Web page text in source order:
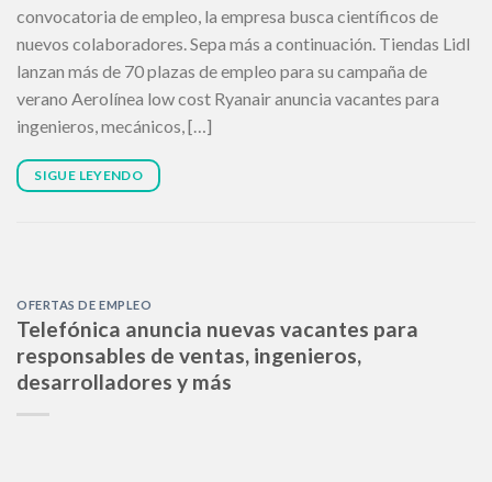
convocatoria de empleo, la empresa busca científicos de
nuevos colaboradores. Sepa más a continuación. Tiendas Lidl
lanzan más de 70 plazas de empleo para su campaña de
verano Aerolínea low cost Ryanair anuncia vacantes para
ingenieros, mecánicos, […]
SIGUE LEYENDO
OFERTAS DE EMPLEO
Telefónica anuncia nuevas vacantes para
responsables de ventas, ingenieros,
desarrolladores y más